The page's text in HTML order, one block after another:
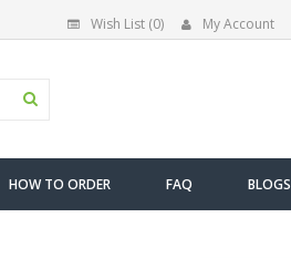
Wish List (0) My Account
HOW TO ORDER FAQ BLOGS